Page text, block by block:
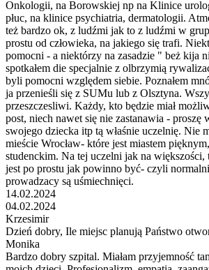
Onkologii, na Borowskiej np na Klinice
płuc, na klinice psychiatria, dermatologii.
też bardzo ok, z ludźmi jak to z ludźmi w
prostu od człowieka, na jakiego się trafi.
pomocni - a niektórzy na zasadzie " beż kija
spotkałem die specjalnie z olbrzymią
byli pomocni względem siebie. Poznałem
ja przenieśli się z SUMu lub z Olsztyna.
przeszczesliwi. Każdy, kto będzie miał
post, niech nawet się nie zastanawia - proszę
swojego dziecka itp tą właśnie uczelnię. Nie
mieście Wrocław- które jest miastem
studenckim. Na tej uczelni jak na większości,
jest po prostu jak powinno być- czyli
prowadzacy są uśmiechnięci.
14.02.2024
04.02.2024
Krzesimir
Dzień dobry, Ile miejsc planują Państwo
Monika
Bardzo dobry szpital. Miałam przyjemność